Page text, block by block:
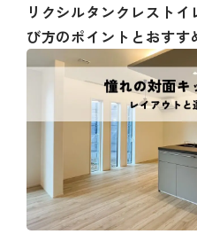
リクシルタンクレスト
び方のポイントとおすす